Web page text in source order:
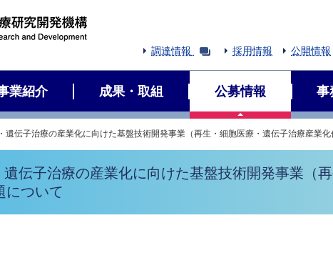
調達情報 採用情報 公開情報
業紹介 成果・取組 公募情報 事
遺伝子治療の産業化に向けた基盤技術開発事業（再生・細胞医療・遺伝子治療産業
伝子治療の産業化に向けた基盤技術開発事業（
について